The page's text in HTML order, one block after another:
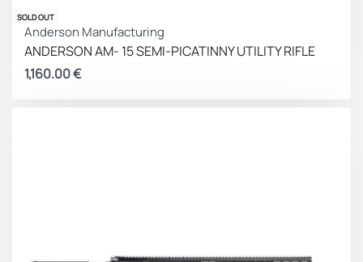
SOLD OUT
Anderson Manufacturing
ANDERSON AM- 15 SEMI-PICATINNY UTILITY RIFLE
1,160.00€